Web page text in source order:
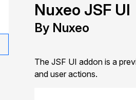
Nuxeo JSF UI
By Nuxeo
The JSF UI addon is a
and user actions.